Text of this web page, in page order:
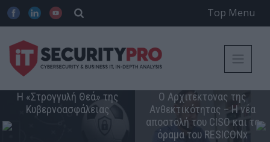
Top Menu
Η «Στρογγυλή Θεά» της
Κυβερνοασφάλειας
Ο Αρχιτέκτονας της
Ανθεκτικότητας – Η νέα
αποστολή του CISO και το
όραμα του RESICONx